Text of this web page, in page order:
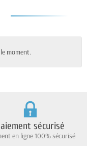
moment.
sécurisé
en ligne 100% sécurisé